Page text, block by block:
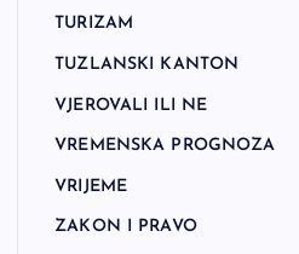
TURIZAM
TUZLANSKI KANTON
VJEROVALI ILI NE
VREMENSKA PROGNOZA
VRIJEME
ZAKON I PRAVO